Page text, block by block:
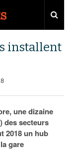
installent
une dizaine
des secteurs
2018 un hub
gare